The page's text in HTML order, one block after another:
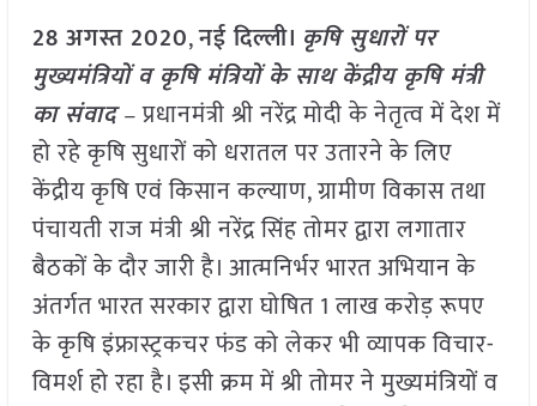
28 अगस्त 2020,नई दिल्ली। कृषि सुधारों पर
मुख्यमंत्रियों व कृषि मंत्रियों के साथ केंद्रीय कृषि मंत्री
का संवाद–प्रधानमंत्री श्री नरेंद्र मोदी के नेतृत्व में देश में
हो रहे कृषि सुधारों को धरातल पर उतारने के लिए
केंद्रीय कृषि एवं किसान कल्याण, ग्रामीण विकास तथा
पंचायती राज मंत्री श्री नरेंद्र सिंह तोमर द्वारा लगातार
बैठकों के दौर जारी है। आत्मनिर्भर भारत अभियान के
अंतर्गत भारत सरकार द्वारा घोषित 1 लाख करोड़ रूपए
के कृषि इंफ्रास्ट्रकचर फंड को लेकर भी व्यापक विचार-
विमर्श हो रहा है। इसी क्रम में श्री तोमर ने मुख्यमंत्रियों व